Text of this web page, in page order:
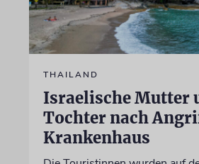
THAILAND
Israelische Mutter
Tochter nach
Krankenhaus